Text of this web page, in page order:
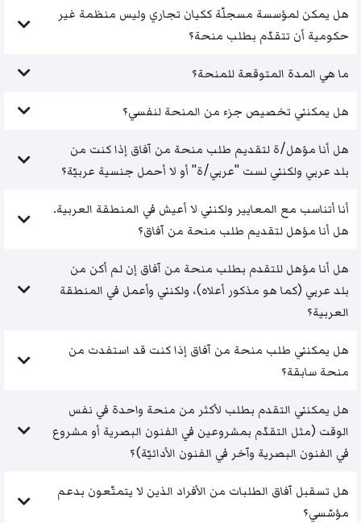
هل يمكن لمؤسسة مسجلّة ككيان تجاري وليس منظمة غير
حكومية أن تتقدّم بطلب منحة؟
ما هي المدة المتوقعة للمنحة؟
هل يمكنني تخصيص جزء من المنحة لنفسي؟
هل أنا مؤهل/ة لتقديم طلب منحة من آفاق إذا كنت من
بلد عربي ولكنني لست "عربي/ة" أو لا أحمل جنسية عربيّة؟
أنا أتناسب مع المعايير ولكنني لا أعيش في المنطقة العربية.
هل أنا مؤهل لتقديم طلب منحة من آفاق؟
هل أنا مؤهل للتقدم بطلب منحة من آفاق إن لم أكن من
بلد عربي (كما هو مذكور أعلاه)، ولكنني وأعمل في المنطقة
العربية؟
هل يمكنني طلب منحة من آفاق إذا كنت قد استفدت من
منحة سابقة؟
هل يمكنني التقدم بطلب لأكثر من منحة واحدة في نفس
الوقت (مثل التقدّم بمشروعين في الفنون البصرية أو مشروع
في الفنون البصرية وآخر في الفنون الأدائيّة)؟
هل تسقبل آفاق الطلبات من الأفراد الذين لا يتمتّعون بدعم
مؤسّسي؟